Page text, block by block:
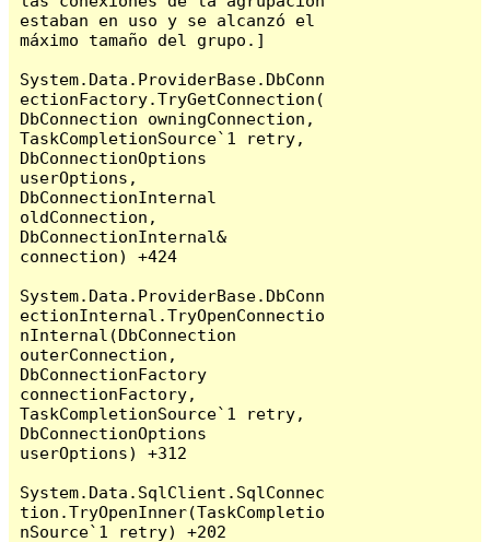
estaban en uso y se alcanzó el
máximo tamaño del grupo.]
System.Data.ProviderBase.DbConn
ectionFactory.TryGetConnection(
DbConnection owningConnection,
TaskCompletionSource`1 retry,
DbConnectionOptions
userOptions,
DbConnectionInternal
oldConnection,
DbConnectionInternal&
connection) +424
System.Data.ProviderBase.DbConn
ectionInternal.TryOpenConnectio
nInternal(DbConnection
outerConnection,
DbConnectionFactory
connectionFactory,
TaskCompletionSource`1 retry,
DbConnectionOptions
userOptions) +312
System.Data.SqlClient.SqlConnec
tion.TryOpenInner(TaskCompletio
nSource`1 retry) +202